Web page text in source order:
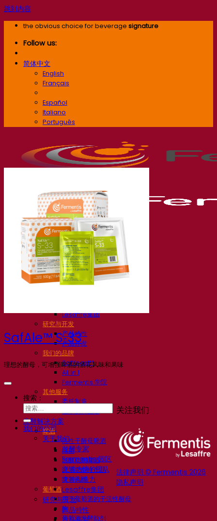
跳到内容
the obvious choice for beverage signature
Follow us:
简体中文
English
Français
Español
Italiano
Português
我们的公司
关于我们
发酵专家
Fermentis 园区
Lesaffre集团
研究与开发
产品特性
产品开发
我们的品牌
SafYeast™
All In 1
Fermentis 学院
其他服务
委托制造
酒水饮料品鉴
发酵解决方案
啤酒
活性干酵母啤酒
细菌
发酵助剂啤酒
啤酒功能性产品
啤酒风格
葡萄酒
用于葡萄酒的干活性酵母
酶
葡萄酒发酵助剂
SafAle™ S‑33
理想的酵母，可增强啤酒的酒花风味和果味
关注我们
法律声明 © Fermentis 2026
隐私声明
搜索：
我们的公司
关于我们
发酵专家
Fermentis 园区
充满热情的团队
支持创造力
Lesaffre集团
研究与开发
产品特性